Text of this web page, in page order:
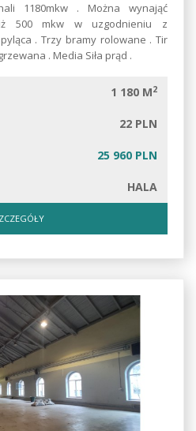
1180mkw . Można wynająć
500 mkw w uzgodnieniu z
. Trzy bramy rolowane . Tir
. Media Siła prąd .
1 180 M2
22 PLN
25 960 PLN
HALA